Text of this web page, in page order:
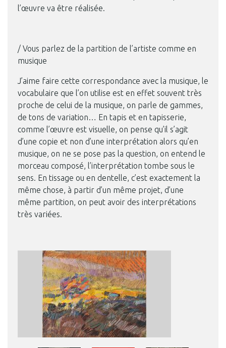
l’œuvre va être réalisée.
/ Vous parlez de la partition de l’artiste comme en
musique
J’aime faire cette correspondance avec la musique, le
vocabulaire que l’on utilise est en effet souvent très
proche de celui de la musique, on parle de gammes,
de tons de variation… En tapis et en tapisserie,
comme l’œuvre est visuelle, on pense qu’il s’agit
d’une copie et non d’une interprétation alors qu’en
musique, on ne se pose pas la question, on entend le
morceau composé, l’interprétation tombe sous le
sens. En tissage ou en dentelle, c’est exactement la
même chose, à partir d’un même projet, d’une
même partition, on peut avoir des interprétations
très variées.